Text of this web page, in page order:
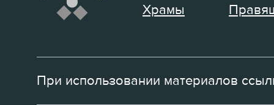
Храмы
При использовании материалов